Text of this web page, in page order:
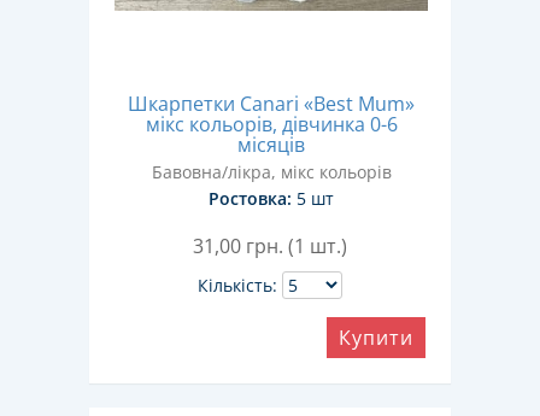
Шкарпетки Canari «Best Mum»
мікс кольорів, дівчинка 0-6
місяців
Бавовна/лікра, мікс кольорів
Ростовка: 5 шт
31,00 грн. (1 шт.)
Кількість:
Купити